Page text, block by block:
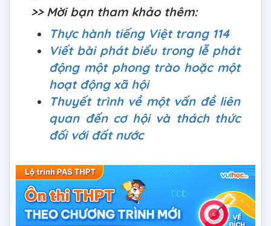
>> Mời bạn tham khảo thêm:
Thực hành tiếng Việt trang 114
Viết bài phát biểu trong lễ phát
động một phong trào hoặc một
hoạt động xã hội
Thuyết trình về một vấn đề liên
quan đến cơ hội và thách thức
đối với đất nước